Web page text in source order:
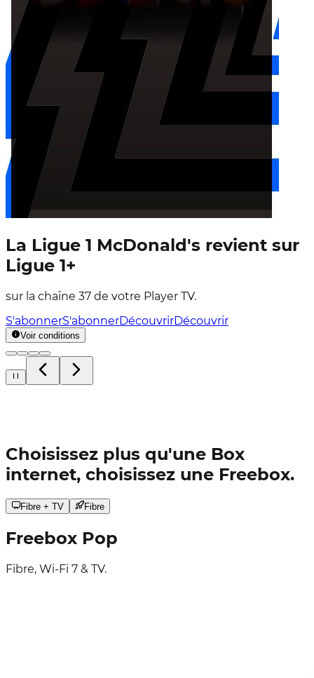
La Ligue 1 McDonald's revient sur
Ligue 1+
sur la chaîne 37 de votre Player TV.
S'abonnerS'abonnerDécouvrirDécouvrir
Voir conditions
Choisissez plus qu'une Box
internet, choisissez une Freebox.
Fibre + TV Fibre
Freebox Pop
Fibre, Wi-Fi 7 & TV.